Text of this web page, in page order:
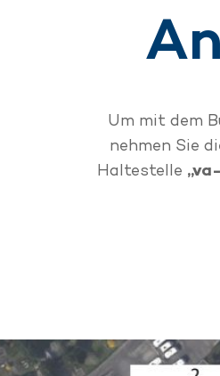
Um mit dem
nehmen Sie
Haltestelle